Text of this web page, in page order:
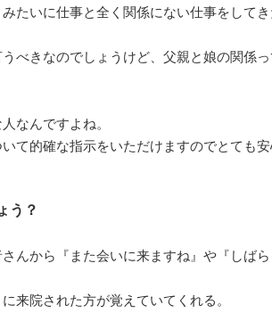
たいに仕事と全く関係にない仕事をしてき
べきなのでしょうけど、父親と娘の関係
なんですよね。
て的確な指示をいただけますのでとても安
う？
んから『また会いに来ますね』や『しば
来院された方が覚えていてくれる。